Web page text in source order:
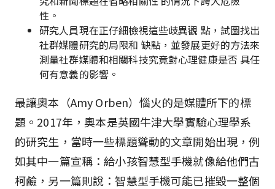
性。
研究人員現在正仔細檢視這些歧異觀 點，試圖找出
社群媒體研究的局限和 缺點，並發展更好的方法來
測量社群媒體和相關科技究竟對心理健康是否 具任
何有意義的影響。
最讓奧本（Amy Orben）惱火的是媒體所下的標
題。2017年，奧本是英國牛津大學實驗心理學系
的研究生，當時一些標題聳動的文章開始出現，例
如其中一篇宣稱：給小孩智慧型手機就像給他們古
柯鹼，另一篇則說：智慧型手機可能已摧毀一整個